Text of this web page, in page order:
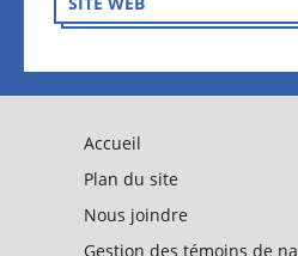
Accueil
Plan du site
Nous joindre
Gestion des témoins de